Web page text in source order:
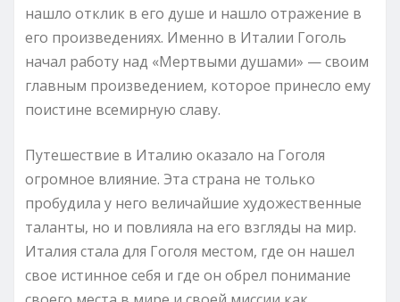
нашло отклик в его душе и нашло отражение в
его произведениях. Именно в Италии Гоголь
начал работу над «Мертвыми душами» — своим
главным произведением, которое принесло ему
поистине всемирную славу.
Путешествие в Италию оказало на Гоголя
огромное влияние. Эта страна не только
пробудила у него величайшие художественные
таланты, но и повлияла на его взгляды на мир.
Италия стала для Гоголя местом, где он нашел
свое истинное себя и где он обрел понимание